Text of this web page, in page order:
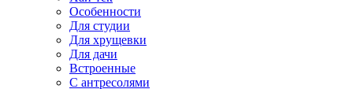
Особенности
Для студии
Для хрущевки
Для дачи
Встроенные
С антресолями